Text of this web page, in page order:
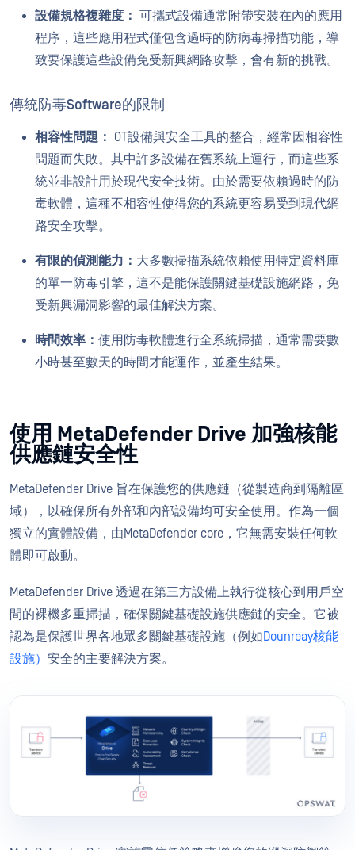
設備規格複雜度： 可攜式設備通常附帶安裝在內的應用
程序，這些應用程式僅包含過時的防病毒掃描功能，導
致要保護這些設備免受新興網路攻擊，會有新的挑戰。
傳統防毒Software的限制
相容性問題：
OT設備與安全工具的整合，經常因相容性
問題而失敗。其中許多設備在舊系統上運行，而這些系
統並非設計用於現代安全技術。由於需要依賴過時的防
毒軟體，這種不相容性使得您的系統更容易受到現代網
路安全攻擊。
有限的偵測能力： 大多數掃描系統依賴使用特定資料庫
的單一防毒引擎，這不是能保護關鍵基礎設施網路，免
受新興漏洞影響的最佳解決方案。
時間效率： 使用防毒軟體進行全系統掃描，通常需要數
小時甚至數天的時間才能運作，並產生結果。
使用 MetaDefender Drive 加強核能
供應鏈安全性
MetaDefender Drive 旨在保護您的供應鏈（從製造商到隔離區
域），以確保所有外部和內部設備均可安全使用。作為一個
獨立的實體設備，由MetaDefender core，它無需安裝任何軟
體即可啟動。
MetaDefender Drive 透過在第三方設備上執行從核心到用戶空
間的裸機多重掃描，確保關鍵基礎設施供應鏈的安全。它被
認為是保護世界各地眾多關鍵基礎設施（例如Dounreay核能
設施） 安全的主要解決方案。